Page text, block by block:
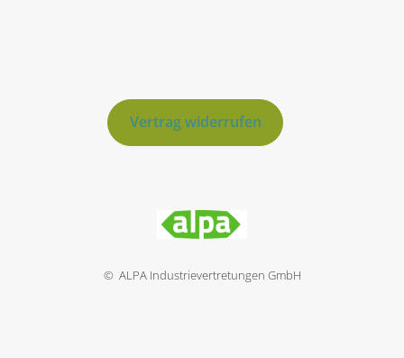
Vertrag widerrufen
© ALPA Industrievertretungen GmbH